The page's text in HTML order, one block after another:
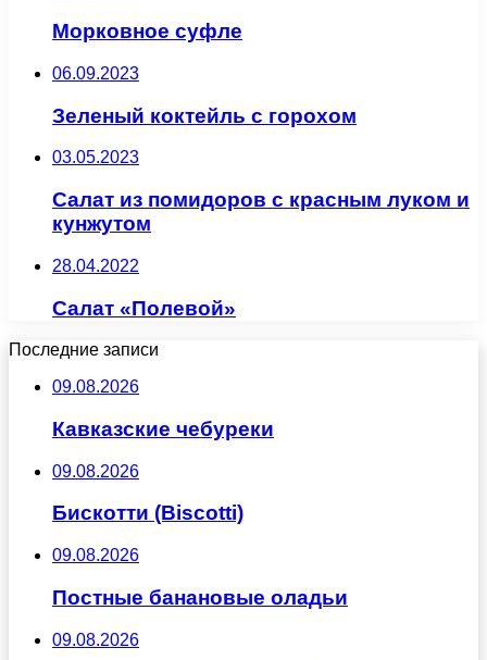
Морковное суфле
06.09.2023
Зеленый коктейль с горохом
03.05.2023
Салат из помидоров с красным луком и
кунжутом
28.04.2022
Салат «Полевой»
Последние записи
09.08.2026
Кавказские чебуреки
09.08.2026
Бискотти (Biscotti)
09.08.2026
Постные банановые оладьи
09.08.2026